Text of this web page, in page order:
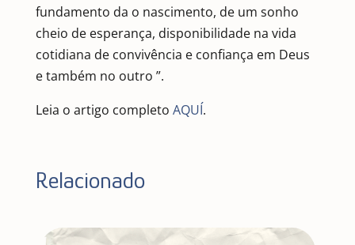
fundamento da o nascimento, de um sonho
cheio de esperança, disponibilidade na vida
cotidiana de convivência e confiança em Deus
e também no outro ”.
Leia o artigo completo AQUÍ.
Relacionado